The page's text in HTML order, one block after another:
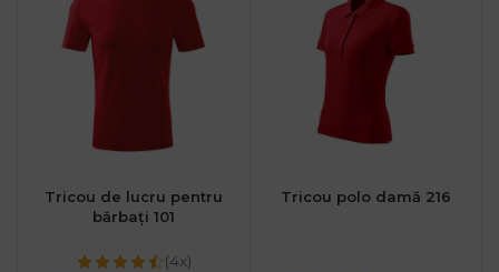
Tricou de lucru pentru
bărbați 101
(4x)
Tricou polo damă 216